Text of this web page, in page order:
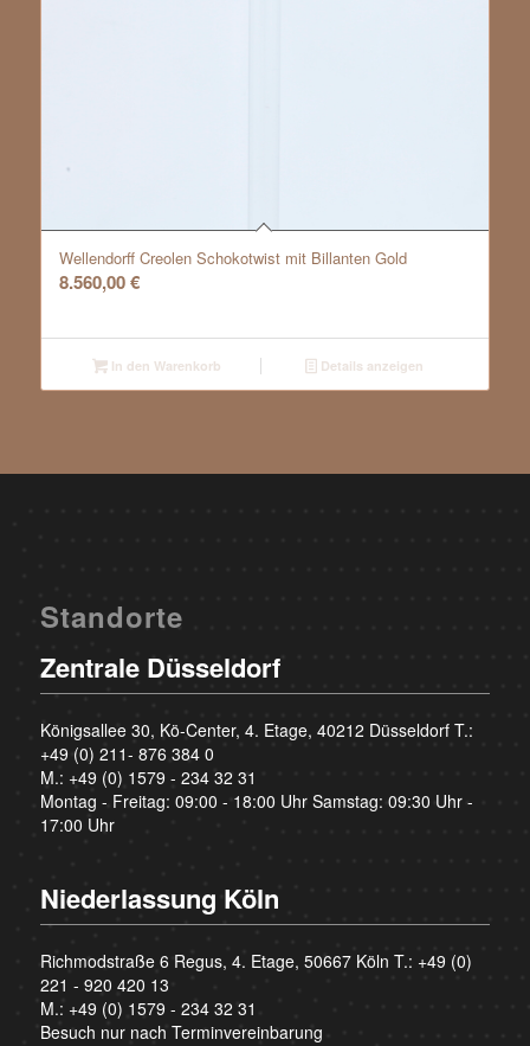
Wellendorff Creolen Schokotwist mit Billanten Gold
8.560,00€
In den Warenkorb Details anzeigen
Standorte
Zentrale Düsseldorf
Königsallee 30, Kö-Center, 4. Etage, 40212 Düsseldorf T.:
+49 (0) 211- 876 384 0
M.: +49 (0) 1579 - 234 32 31
Montag - Freitag: 09:00 - 18:00 Uhr Samstag: 09:30 Uhr -
17:00 Uhr
Niederlassung Köln
Richmodstraße 6 Regus, 4. Etage, 50667 Köln T.: +49 (0)
221 - 920 420 13
M.: +49 (0) 1579 - 234 32 31
Besuch nur nach Terminvereinbarung